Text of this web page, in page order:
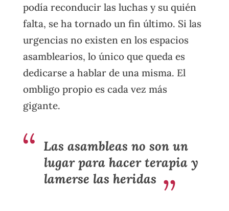
podía reconducir las luchas y su quién
falta, se ha tornado un fin último. Si las
urgencias no existen en los espacios
asamblearios, lo único que queda es
dedicarse a hablar de una misma. El
ombligo propio es cada vez más
gigante.
Las asambleas no son un
lugar para hacer terapia y
lamerse las heridas